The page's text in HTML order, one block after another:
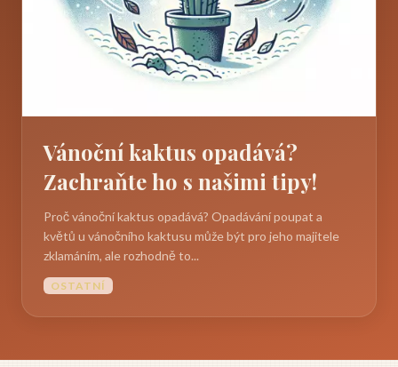
Vánoční kaktus opadává?
Zachraňte ho s našimi tipy!
Proč vánoční kaktus opadává? Opadávání poupat a
květů u vánočního kaktusu může být pro jeho majitele
zklamáním, ale rozhodně to...
OSTATNÍ